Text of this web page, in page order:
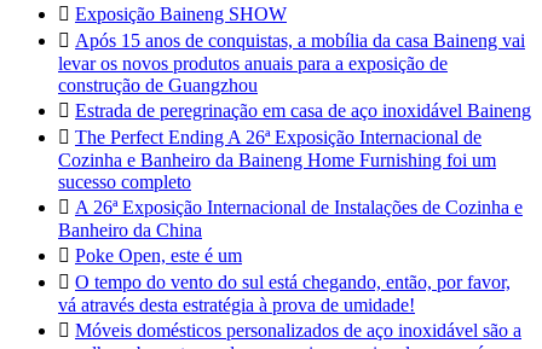
 Exposição Baineng SHOW
 Após 15 anos de conquistas, a mobília da casa Baineng vai
levar os novos produtos anuais para a exposição de
construção de Guangzhou
 Estrada de peregrinação em casa de aço inoxidável Baineng
 The Perfect Ending A 26ª Exposição Internacional de
Cozinha e Banheiro da Baineng Home Furnishing foi um
sucesso completo
 A 26ª Exposição Internacional de Instalações de Cozinha e
Banheiro da China
 Poke Open, este é um
 O tempo do vento do sul está chegando, então, por favor,
vá através desta estratégia à prova de umidade!
 Móveis domésticos personalizados de aço inoxidável são a